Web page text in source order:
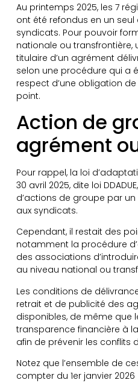
Au printemps 2025, les 7
ont été refondus en un
syndicats. Pour pouvoir
nationale ou
titulaire d’un agrément
selon une procédure qui a
respect d’une obligation
point.
Action de
agrément
Pour rappel, la loi
30 avril 2025, dite loi
d’actions de groupe par
aux syndicats.
Cependant, il restait des
notamment la procédure
des associations
au niveau national ou
Les conditions de
retrait et de publicité des
disponibles, de même que
transparence financière à
afin de prévenir les conflits
Notez que l’ensemble de
compter du 1er janvier 2026